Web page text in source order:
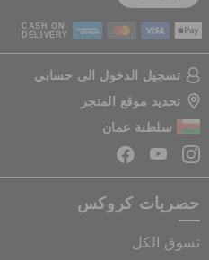
CASH ON
DELIVERY
تسجيل الدخول الى حسابي
تحديد موقع المتجر
سلطنة عمان
حصريات كروكس
تسوق الكل